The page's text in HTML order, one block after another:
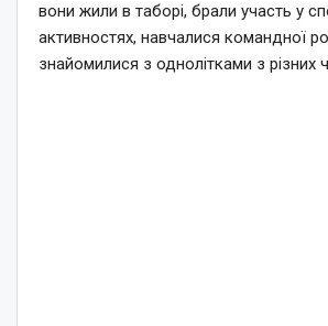
вони жили в таборі, брали участь у
активностях, навчалися командної
знайомилися з однолітками з